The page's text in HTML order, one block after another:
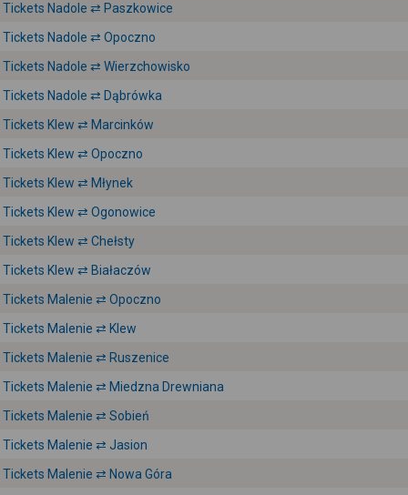
Tickets Nadole ⇄ Paszkowice
Tickets Nadole ⇄ Opoczno
Tickets Nadole ⇄ Wierzchowisko
Tickets Nadole ⇄ Dąbrówka
Tickets Klew ⇄ Marcinków
Tickets Klew ⇄ Opoczno
Tickets Klew ⇄ Młynek
Tickets Klew ⇄ Ogonowice
Tickets Klew ⇄ Chełsty
Tickets Klew ⇄ Białaczów
Tickets Malenie ⇄ Opoczno
Tickets Malenie ⇄ Klew
Tickets Malenie ⇄ Ruszenice
Tickets Malenie ⇄ Miedzna Drewniana
Tickets Malenie ⇄ Sobień
Tickets Malenie ⇄ Jasion
Tickets Malenie ⇄ Nowa Góra